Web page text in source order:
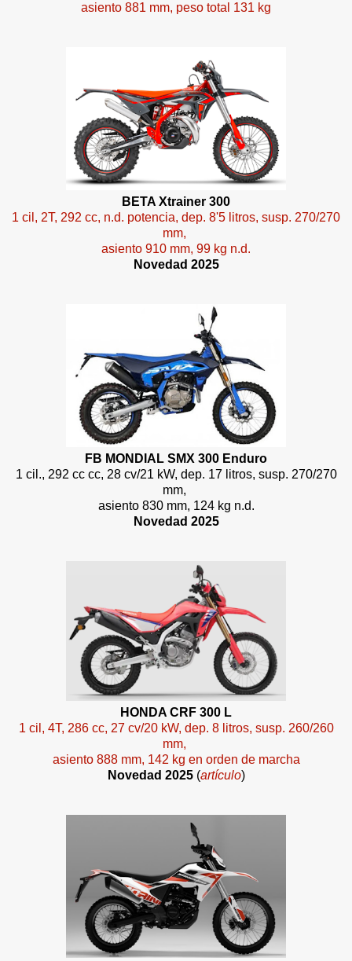
asiento 881 mm, peso total 131 kg
BETA Xtrainer 300
1 cil, 2T, 292 cc, n.d. potencia, dep. 8'5 litros, susp. 270/270
mm,
asiento 910 mm, 99 kg n.d.
Novedad 2025
FB MONDIAL SMX 300 Enduro
1 cil., 292 cc cc, 28 cv/21 kW, dep. 17 litros, susp. 270/270
mm,
asiento 830 mm, 124 kg n.d.
Novedad 2025
HONDA CRF 300 L
1 cil, 4T, 286 cc, 27 cv/20 kW, dep. 8 litros, susp. 260/260
mm,
asiento 888 mm, 142 kg en orden de marcha
Novedad 2025(artículo)